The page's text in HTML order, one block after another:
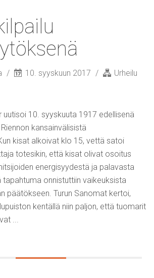
10. syyskuun 2017
Urheilu
uutisoi 10. syyskuuta 1917 edellisenä
kansainvälisistä
kisat alkoivat klo 15, vettä satoi
totesikin, että kisat olivat osoitus
energisyydestä ja palavasta
tapahtuma onnistuttiin vaikeuksista
päätökseen. Turun Sanomat kertoi,
kentällä niin paljon, että tuomarit
...